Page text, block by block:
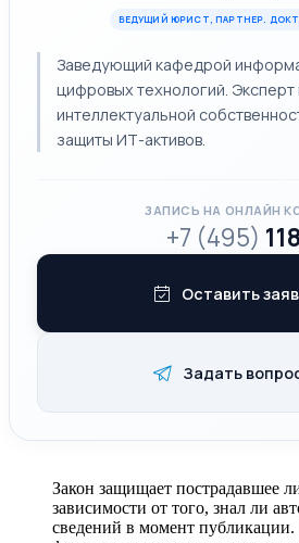
ВЕДУЩИЙ ЮРИСТ, ПАРТНЕР.
Заведующий кафедрой
цифровых технологий. Эксперт
интеллектуальной
защиты ИТ-активов.
ЗАПИСЬ НА ОНЛАЙН
+7 (495)
Оставить
Задать
Закон защищает пострадавшее
зависимости от того, знал ли
сведений в момент